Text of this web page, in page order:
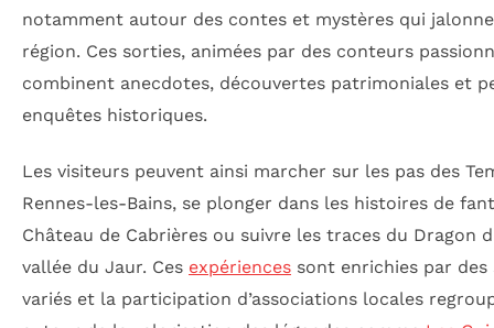
notamment autour des contes et mystères qui
région. Ces sorties, animées par des conteurs
combinent anecdotes, découvertes patrimoniales et
enquêtes historiques.
Les visiteurs peuvent ainsi marcher sur les pas des
Rennes-les-Bains, se plonger dans les histoires de
Château de Cabrières ou suivre les traces du Dragon
vallée du Jaur. Ces expériences sont enrichies par
variés et la participation d’associations locales